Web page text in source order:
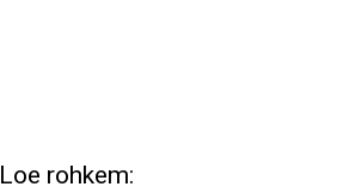
Loe rohkem: